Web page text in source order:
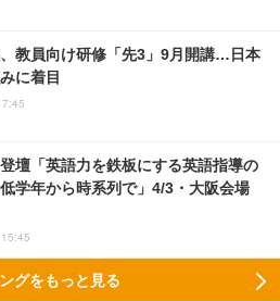
教員向け研修「先3」9月開講…日本
に着目
壇「英語力を鉄板にする英語指導の
学年から時系列で」4/3・大阪会場
グをもっと見る